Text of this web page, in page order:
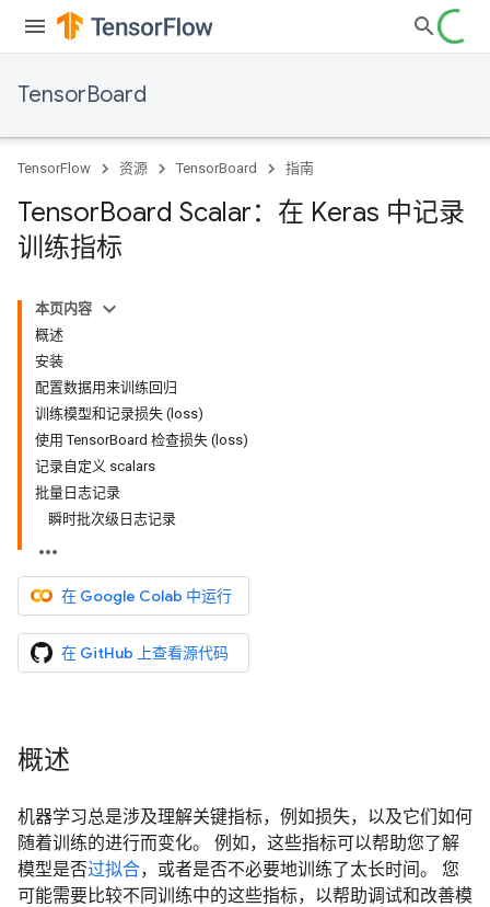
TensorBoard
TensorFlow 资源 TensorBoard 指南
TensorBoard Scalar：在 Keras 中记录
训练指标
本页内容
概述
安装
配置数据用来训练回归
训练模型和记录损失 (loss)
使用 TensorBoard 检查损失 (loss)
记录自定义 scalars
批量日志记录
瞬时批次级日志记录
在 Google Colab 中运行
在 GitHub 上查看源代码
概述
机器学习总是涉及理解关键指标，例如损失，以及它们如何
随着训练的进行而变化。 例如，这些指标可以帮助您了解
模型是否过拟合，或者是否不必要地训练了太长时间。 您
可能需要比较不同训练中的这些指标，以帮助调试和改善模